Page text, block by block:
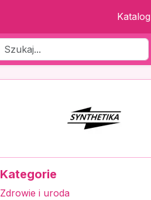
Katalog
Kategorie
Zdrowie i uroda